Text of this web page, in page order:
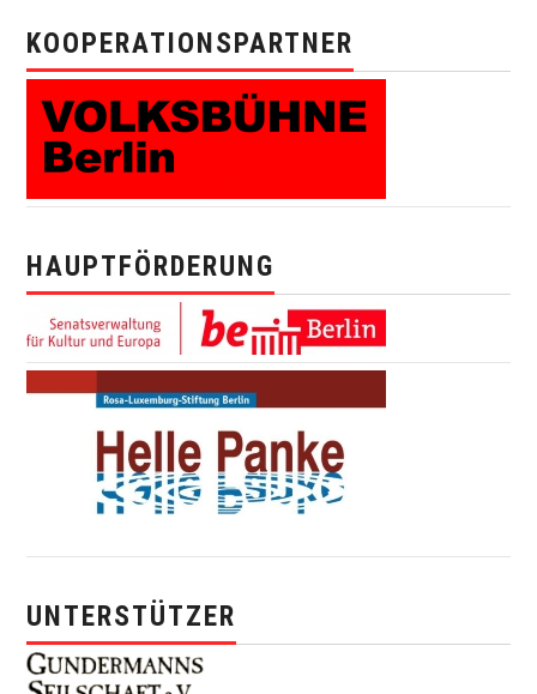
KOOPERATIONSPARTNER
HAUPTFÖRDERUNG
UNTERSTÜTZER